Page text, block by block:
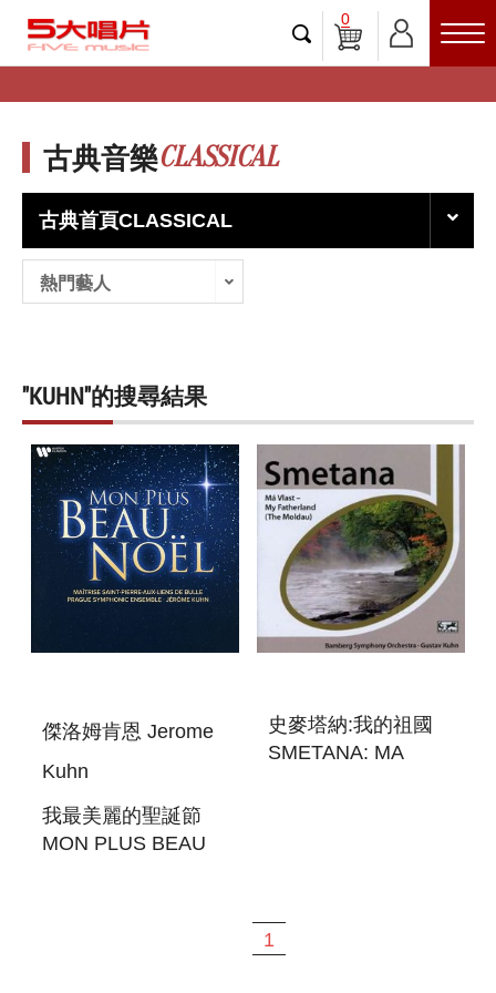
0
古典音樂CLASSICAL
古典首頁CLASSICAL
熱門藝人
"KUHN"的搜尋結果
傑洛姆肯恩 Jerome
Kuhn
我最美麗的聖誕節
MON PLUS BEAU
史麥塔納:我的祖國
SMETANA: MA
1